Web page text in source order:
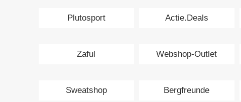
Plutosport Actie.Deals
Zaful Webshop-Outlet
Sweatshop Bergfreunde